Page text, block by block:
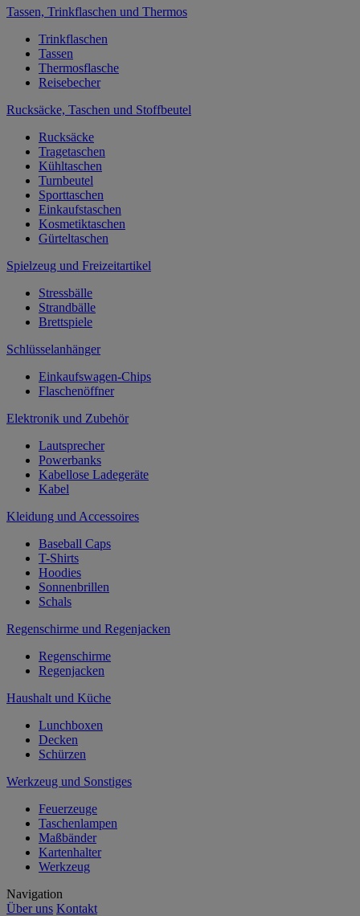
Tassen, Trinkflaschen und Thermos
Trinkflaschen
Tassen
Thermosflasche
Reisebecher
Rucksäcke, Taschen und Stoffbeutel
Rucksäcke
Tragetaschen
Kühltaschen
Turnbeutel
Sporttaschen
Einkaufstaschen
Kosmetiktaschen
Gürteltaschen
Spielzeug und Freizeitartikel
Stressbälle
Strandbälle
Brettspiele
Schlüsselanhänger
Einkaufswagen-Chips
Flaschenöffner
Elektronik und Zubehör
Lautsprecher
Powerbanks
Kabellose Ladegeräte
Kabel
Kleidung und Accessoires
Baseball Caps
T-Shirts
Hoodies
Sonnenbrillen
Schals
Regenschirme und Regenjacken
Regenschirme
Regenjacken
Haushalt und Küche
Lunchboxen
Decken
Schürzen
Werkzeug und Sonstiges
Feuerzeuge
Taschenlampen
Maßbänder
Kartenhalter
Werkzeug
Navigation
Über uns Kontakt